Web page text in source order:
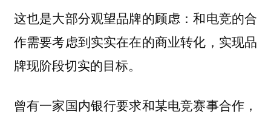
这也是大部分观望品牌的顾虑：和电竞的合
作需要考虑到实实在在的商业转化，实现品
牌现阶段切实的目标。
曾有一家国内银行要求和某电竞赛事合作，